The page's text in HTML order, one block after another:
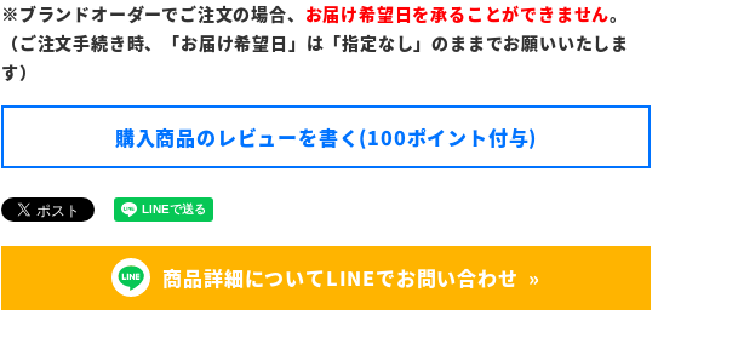
※ブランドオーダーでご注文の場合、 お届け希望日を承ることができません。
（ご注文手続き時、「お届け希望日」は「指定なし」のままでお願いいたしま
す）
購入商品のレビューを書く(100ポイント付与)
商品詳細についてLINEでお問い合わせ